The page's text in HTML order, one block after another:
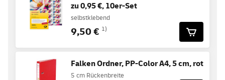
zu 0,95 €, 10er-Set
selbstklebend
9,50 € 1)
Falken Ordner, PP-Color A4, 5 cm, rot
5 cm Rückenbreite